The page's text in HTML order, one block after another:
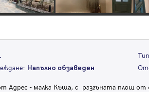
Напълно обзаведен
от Адрес - малка Къща, с разгъната площ